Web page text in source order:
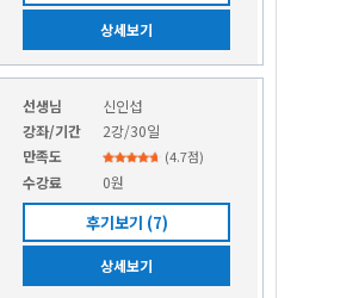
상세보기
선생님
신인섭
강좌/기간
2강/30일
만족도
(4.7점)
수강료 0원
후기보기 (7)
상세보기